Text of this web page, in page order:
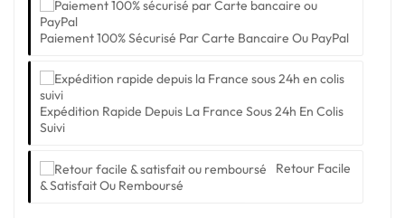
Paiement 100% Sécurisé Par Carte Bancaire Ou PayPal
Expédition Rapide Depuis La France Sous 24h En Colis
Suivi
Retour Facile
& Satisfait Ou Remboursé